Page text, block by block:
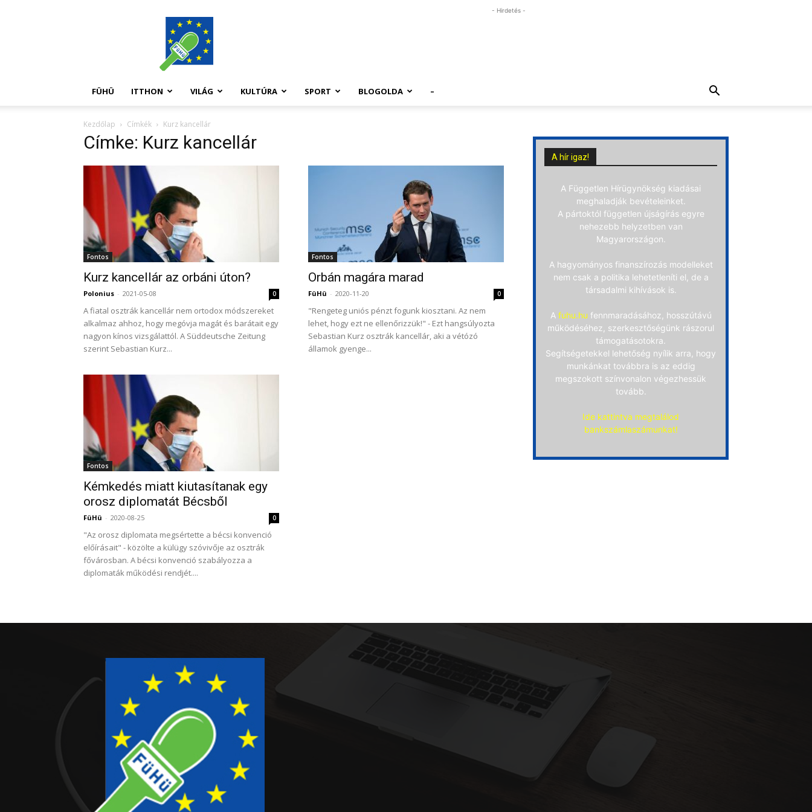
FüHü
- Hirdetés -
FÜHÜ ITTHON VILÁG KULTÚRA SPORT BLOGOLDA –
Kezdőlap Címkék Kurz kancellár
Címke: Kurz kancellár
Fontos
Kurz kancellár az orbáni úton?
Polonius - 2021-05-08 0
A fiatal osztrák kancellár nem ortodox módszereket
alkalmaz ahhoz, hogy megóvja magát és barátait egy
nagyon kínos vizsgálattól. A Süddeutsche Zeitung
szerint Sebastian Kurz...
Fontos
Orbán magára marad
FüHü - 2020-11-20 0
"Rengeteg uniós pénzt fogunk kiosztani. Az nem
lehet, hogy ezt ne ellenőrizzük!" - Ezt hangsúlyozta
Sebastian Kurz osztrák kancellár, aki a vétózó
államok gyenge...
Fontos
Kémkedés miatt kiutasítanak egy
orosz diplomatát Bécsből
FüHü - 2020-08-25 0
"Az orosz diplomata megsértette a bécsi konvenció
előírásait" - közölte a külügy szóvivője az osztrák
fővárosban. A bécsi konvenció szabályozza a
diplomaták működési rendjét....
A hír igaz!
A Független Hírügynökség kiadásai
meghaladják bevételeinket.
A pártoktól független újságírás egyre
nehezebb helyzetben van
Magyarországon.
A hagyományos finanszírozás modelleket
nem csak a politika lehetetleníti el, de a
társadalmi kihívások is.
A fuhu.hu fennmaradásához, hosszútávú
működéséhez, szerkesztőségünk rászorul
támogatásotokra.
Segítségetekkel lehetőség nyílik arra, hogy
munkánkat továbbra is az eddig
megszokott színvonalon végezhessük
tovább.
Ide kattintva megtalálod
bankszámlaszámunkat!